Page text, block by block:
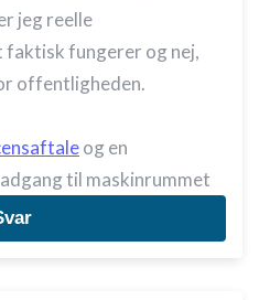
jeg reelle
fungerer og nej,
offentligheden.
og en
til maskinrummet